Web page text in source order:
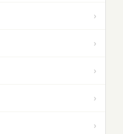
›
›
›
›
›